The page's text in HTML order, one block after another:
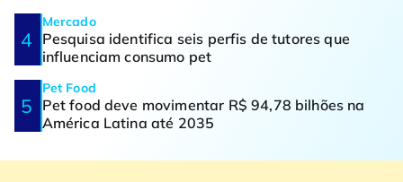
Mercado
Pesquisa identifica seis perfis de tutores que
influenciam consumo pet
Pet Food
Pet food deve movimentar R$ 94,78 bilhões na
América Latina até 2035